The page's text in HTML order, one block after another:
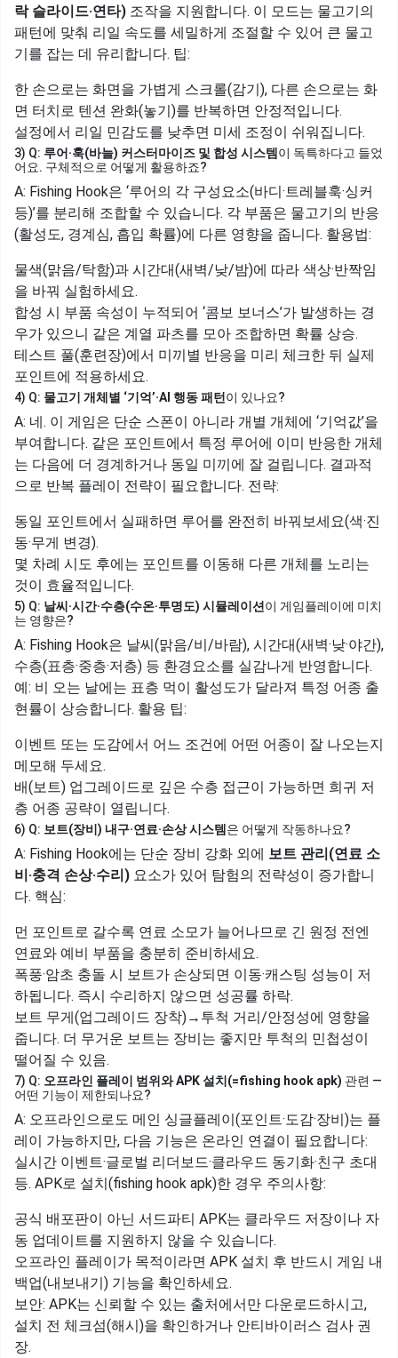
락 슬라이드·연타) 조작을 지원합니다. 이 모드는 물고기의
패턴에 맞춰 리일 속도를 세밀하게 조절할 수 있어 큰 물고
기를 잡는 데 유리합니다. 팁:
한 손으로는 화면을 가볍게 스크롤(감기), 다른 손으로는 화
면 터치로 텐션 완화(놓기)를 반복하면 안정적입니다.
설정에서 리일 민감도를 낮추면 미세 조정이 쉬워집니다.
3) Q: 루어·훅(바늘) 커스터마이즈 및 합성 시스템 이 독특하다고 들었
어요. 구체적으로 어떻게 활용하죠?
A: Fishing Hook은 ‘루어의 각 구성요소(바디·트레블훅·싱커
등)’를 분리해 조합할 수 있습니다. 각 부품은 물고기의 반응
(활성도, 경계심, 흡입 확률)에 다른 영향을 줍니다. 활용법:
물색(맑음/탁함)과 시간대(새벽/낮/밤)에 따라 색상·반짝임
을 바꿔 실험하세요.
합성 시 부품 속성이 누적되어 ‘콤보 보너스’가 발생하는 경
우가 있으니 같은 계열 파츠를 모아 조합하면 확률 상승.
테스트 풀(훈련장)에서 미끼별 반응을 미리 체크한 뒤 실제
포인트에 적용하세요.
4) Q: 물고기 개체별 ‘기억’·AI 행동 패턴 이 있나요?
A: 네. 이 게임은 단순 스폰이 아니라 개별 개체에 ‘기억값’을
부여합니다. 같은 포인트에서 특정 루어에 이미 반응한 개체
는 다음에 더 경계하거나 동일 미끼에 잘 걸립니다. 결과적
으로 반복 플레이 전략이 필요합니다. 전략:
동일 포인트에서 실패하면 루어를 완전히 바꿔보세요(색·진
동·무게 변경).
몇 차례 시도 후에는 포인트를 이동해 다른 개체를 노리는
것이 효율적입니다.
5) Q: 날씨·시간·수층(수온·투명도) 시뮬레이션 이 게임플레이에 미치
는 영향은?
A: Fishing Hook은 날씨(맑음/비/바람), 시간대(새벽·낮·야간),
수층(표층·중층·저층) 등 환경요소를 실감나게 반영합니다.
예: 비 오는 날에는 표층 먹이 활성도가 달라져 특정 어종 출
현률이 상승합니다. 활용 팁:
이벤트 또는 도감에서 어느 조건에 어떤 어종이 잘 나오는지
메모해 두세요.
배(보트) 업그레이드로 깊은 수층 접근이 가능하면 희귀 저
층 어종 공략이 열립니다.
6) Q: 보트(장비) 내구·연료·손상 시스템 은 어떻게 작동하나요?
A: Fishing Hook에는 단순 장비 강화 외에 보트 관리(연료 소
비·충격 손상·수리) 요소가 있어 탐험의 전략성이 증가합니
다. 핵심:
먼 포인트로 갈수록 연료 소모가 늘어나므로 긴 원정 전엔
연료와 예비 부품을 충분히 준비하세요.
폭풍·암초 충돌 시 보트가 손상되면 이동·캐스팅 성능이 저
하됩니다. 즉시 수리하지 않으면 성공률 하락.
보트 무게(업그레이드 장착)→투척 거리/안정성에 영향을
줍니다. 더 무거운 보트는 장비는 좋지만 투척의 민첩성이
떨어질 수 있음.
7) Q: 오프라인 플레이 범위와 APK 설치(=fishing hook apk) 관련 —
어떤 기능이 제한되나요?
A: 오프라인으로도 메인 싱글플레이(포인트·도감·장비)는 플
레이 가능하지만, 다음 기능은 온라인 연결이 필요합니다:
실시간 이벤트·글로벌 리더보드·클라우드 동기화·친구 초대
등. APK로 설치(fishing hook apk)한 경우 주의사항:
공식 배포판이 아닌 서드파티 APK는 클라우드 저장이나 자
동 업데이트를 지원하지 않을 수 있습니다.
오프라인 플레이가 목적이라면 APK 설치 후 반드시 게임 내
백업(내보내기) 기능을 확인하세요.
보안: APK는 신뢰할 수 있는 출처에서만 다운로드하시고,
설치 전 체크섬(해시)을 확인하거나 안티바이러스 검사 권
장.